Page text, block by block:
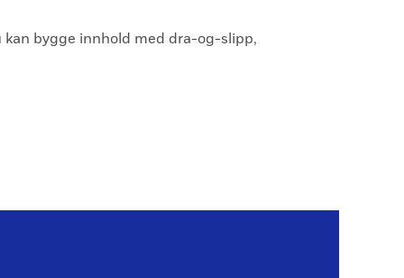
bygge innhold med dra-og-slipp,